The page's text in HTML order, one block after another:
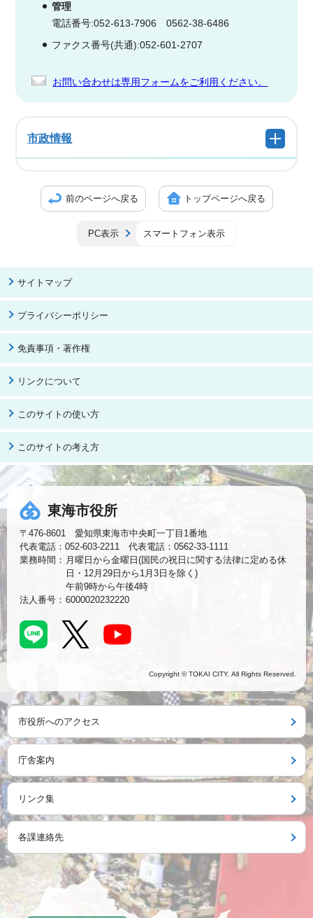
管理
電話番号:052-613-7906 0562-38-6486
ファクス番号(共通):052-601-2707
お問い合わせは専用フォームをご利用ください。
市政情報
前のページへ戻る トップページへ戻る
PC表示 スマートフォン表示
サイトマップ
プライバシーポリシー
免責事項・著作権
リンクについて
このサイトの使い方
このサイトの考え方
東海市役所
〒476-8601 愛知県東海市中央町一丁目1番地
代表電話：052-603-2211 代表電話：0562-33-1111
業務時間： 月曜日から金曜日(国民の祝日に関する法律に定める休
日・12月29日から1月3日を除く)
午前9時から午後4時
法人番号： 6000020232220
Copyright © TOKAI CITY. All Rights Reserved.
市役所へのアクセス
庁舎案内
リンク集
各課連絡先